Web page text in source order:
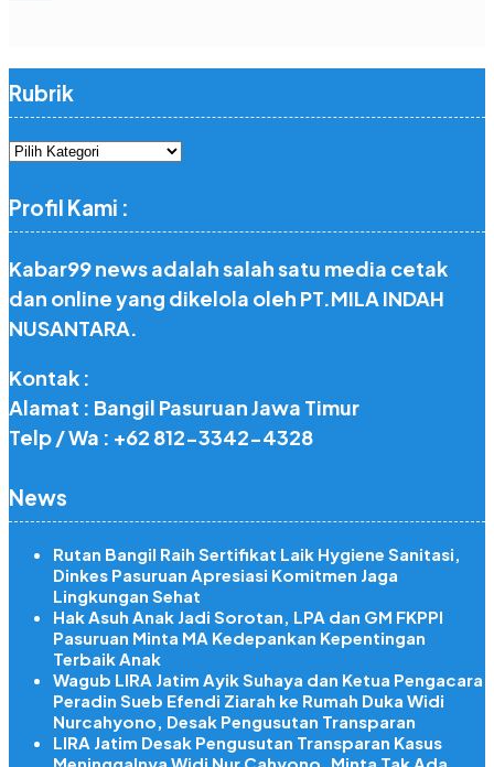
Rubrik
Rubrik
Profil Kami :
Kabar99 news adalah salah satu media cetak
dan online yang dikelola oleh PT.MILA INDAH
NUSANTARA.
Kontak :
Alamat : Bangil Pasuruan Jawa Timur
Telp / Wa : +62 812-3342-4328
News
Rutan Bangil Raih Sertifikat Laik Hygiene Sanitasi,
Dinkes Pasuruan Apresiasi Komitmen Jaga
Lingkungan Sehat
Hak Asuh Anak Jadi Sorotan, LPA dan GM FKPPI
Pasuruan Minta MA Kedepankan Kepentingan
Terbaik Anak
Wagub LIRA Jatim Ayik Suhaya dan Ketua Pengacara
Peradin Sueb Efendi Ziarah ke Rumah Duka Widi
Nurcahyono, Desak Pengusutan Transparan
LIRA Jatim Desak Pengusutan Transparan Kasus